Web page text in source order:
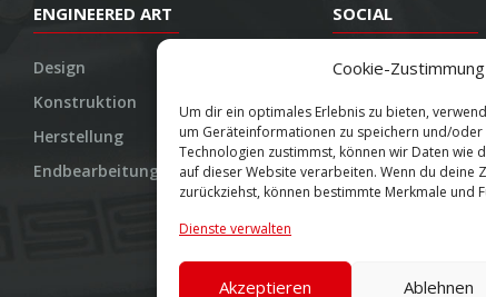
Cookie-
Um dir ein optimales Erlebnis zu bieten,
um Geräteinformationen zu speichern und/
Technologien zustimmst, können wir Daten wie
auf dieser Website verarbeiten. Wenn du deine
zurückziehst, können bestimmte Merkmale und
Dienste verwalten
Akzeptieren Ablehnen
ENGINEERED ART
Design
Konstruktion
Herstellung
Endbearbeitung
SOCIAL
Youtube
Twitter
Facebook
Instagram